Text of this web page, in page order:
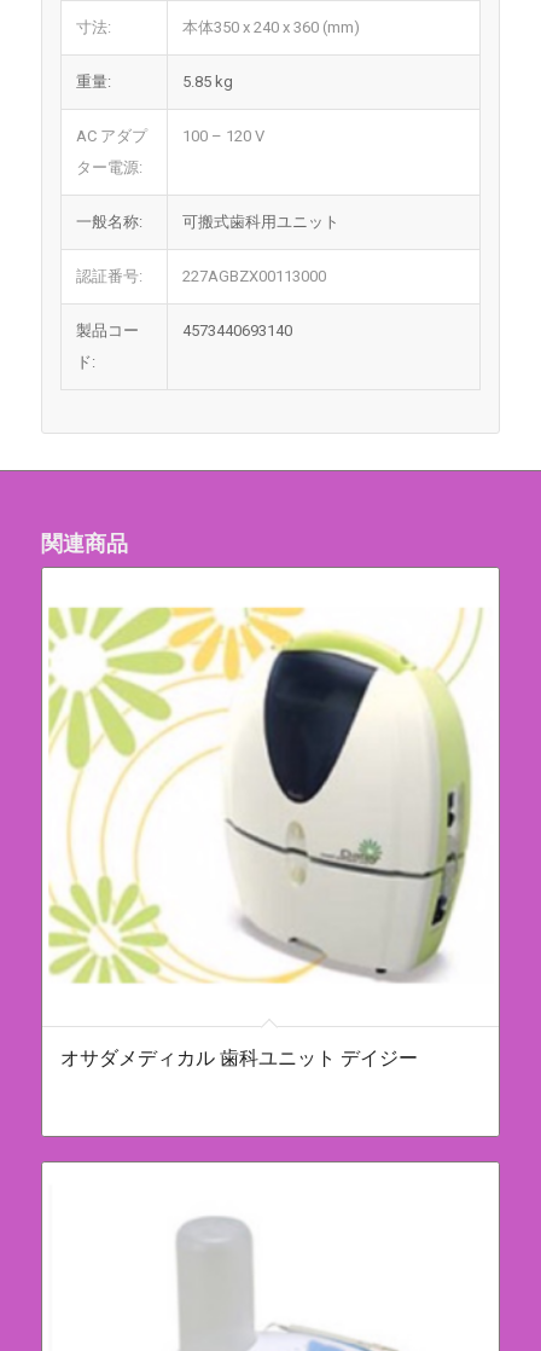
寸法: 本体350 x 240 x 360 (mm)
重量: 5.85 kg
AC アダプ
ター電源:
100 – 120 V
一般名称: 可搬式歯科用ユニット
認証番号: 227AGBZX00113000
製品コー
ド:
4573440693140
関連商品
オサダメディカル 歯科ユニット デイジー